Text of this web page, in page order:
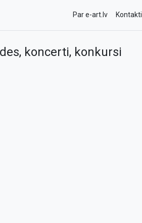
Par e-art.lv Kontakti
koncerti, konkursi